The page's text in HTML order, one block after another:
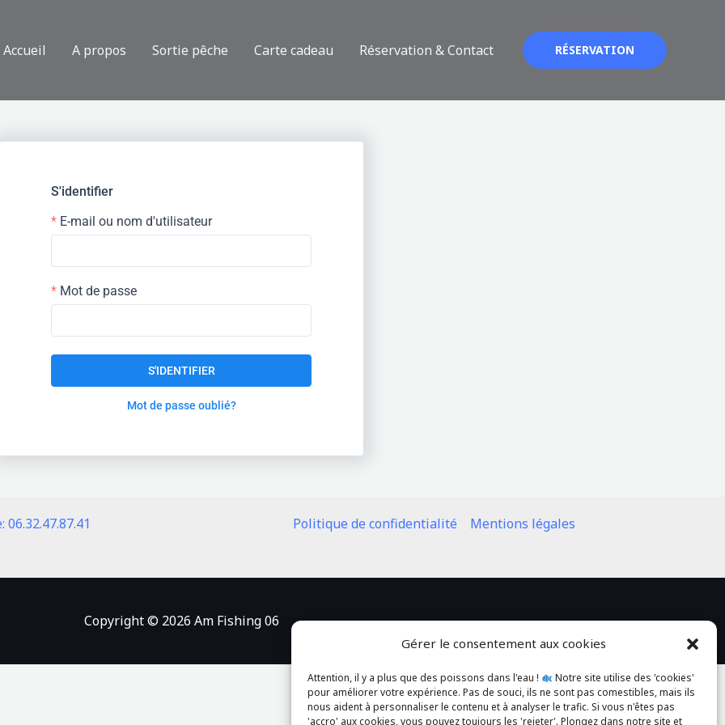
Gérer le consentement aux cookies
Attention, il y a plus que des poissons dans l'eau !
Notre site utilise des 'cookies'
pour améliorer votre expérience. Pas de souci, ils ne sont pas comestibles, mais ils
nous aident à personnaliser le contenu et à analyser le trafic. Si vous n'êtes pas
'accro' aux cookies, vous pouvez toujours les 'rejeter'. Plongez dans notre site et
Accueil A propos Sortie pêche Carte cadeau Réservation & Contact RÉSERVATION
S'identifier
E-mail ou nom d'utilisateur
Mot de passe
S'IDENTIFIER
Mot de passe oublié?
06.32.47.87.41 Politique de confidentialité Mentions légales
Copyright © 2026 Am Fishing 06